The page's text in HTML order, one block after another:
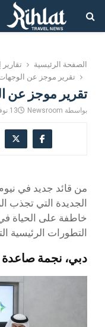
الصفحة الرئيسية
تقرير موجز عن الوجهات: 16
تقرير موجز عن
بواسطة Newsroom 13 نوفمبر، 2024
من قائد جديد في
الجديدة التي تجذب
خاطفة على الحياة
التطورات الرئيسية
دبي، نجمة صاعدة